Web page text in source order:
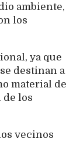
ambiente,
los
ya que
destinan a
material de
los
vecinos